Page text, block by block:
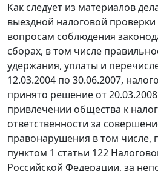
Как следует из материалов
выездной налоговой
вопросам соблюдения
сборах, в том числе
удержания, уплаты и
12.03.2004 по 30.06.2007,
принято решение от
привлечении общества к
ответственности за
правонарушения в том числе,
пунктом 1 статьи 122
Российской Федерации, за